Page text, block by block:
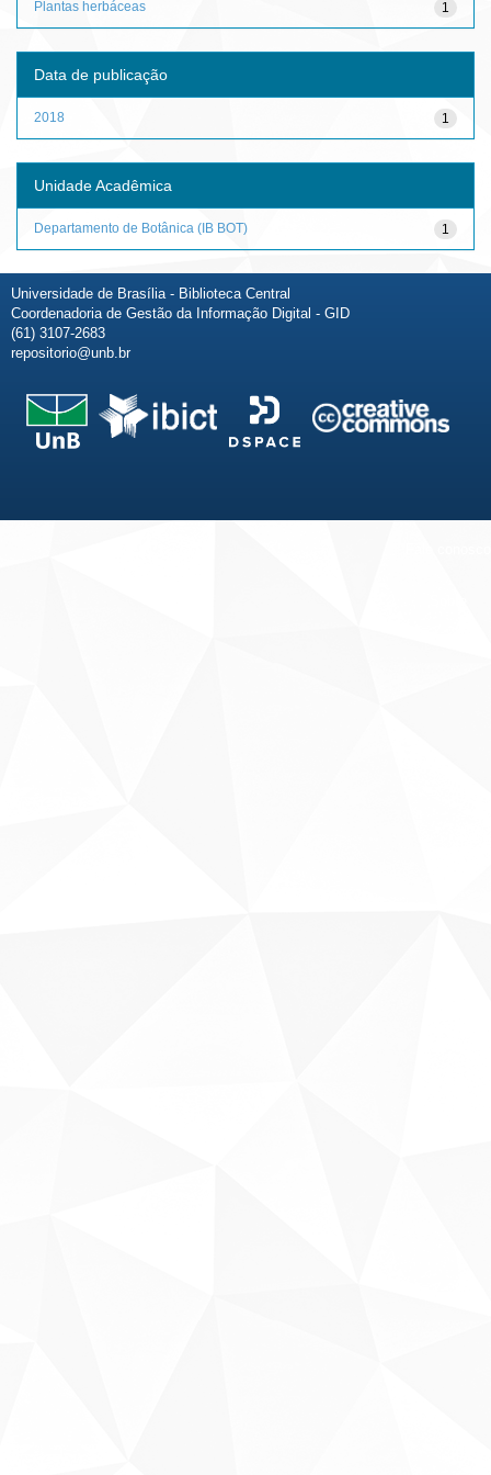
1
Plantas herbáceas
Data de publicação
1
2018
Unidade Acadêmica
1
Departamento de Botânica (IB BOT)
Universidade de Brasília - Biblioteca Central
Coordenadoria de Gestão da Informação Digital - GID
(61) 3107-2683
repositorio@unb.br